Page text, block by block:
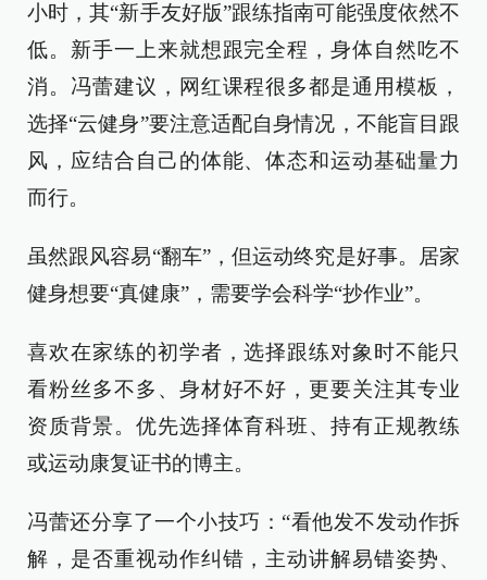
小时，其“新手友好版”跟练指南可能强度依然不
低。新手一上来就想跟完全程，身体自然吃不
消。冯蕾建议，网红课程很多都是通用模板，
选择“云健身”要注意适配自身情况，不能盲目跟
风，应结合自己的体能、体态和运动基础量力
而行。
虽然跟风容易“翻车”，但运动终究是好事。居家
健身想要“真健康”，需要学会科学“抄作业”。
喜欢在家练的初学者，选择跟练对象时不能只
看粉丝多不多、身材好不好，更要关注其专业
资质背景。优先选择体育科班、持有正规教练
或运动康复证书的博主。
冯蕾还分享了一个小技巧：“看他发不发动作拆
解，是否重视动作纠错，主动讲解易错姿势、